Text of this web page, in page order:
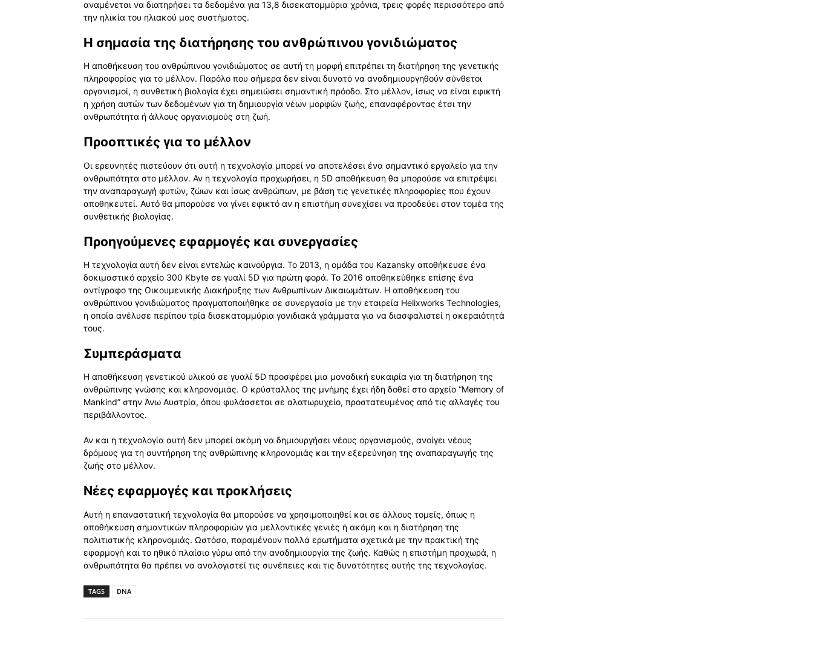
αναμένεται να διατηρήσει τα δεδομένα για 13,8 δισεκατομμύρια χρόνια, τρεις φορές περισσότερο από
την ηλικία του ηλιακού μας συστήματος.
Η σημασία της διατήρησης του ανθρώπινου γονιδιώματος
Η αποθήκευση του ανθρώπινου γονιδιώματος σε αυτή τη μορφή επιτρέπει τη διατήρηση της γενετικής
πληροφορίας για το μέλλον. Παρόλο που σήμερα δεν είναι δυνατό να αναδημιουργηθούν σύνθετοι
οργανισμοί, η συνθετική βιολογία έχει σημειώσει σημαντική πρόοδο. Στο μέλλον, ίσως να είναι εφικτή
η χρήση αυτών των δεδομένων για τη δημιουργία νέων μορφών ζωής, επαναφέροντας έτσι την
ανθρωπότητα ή άλλους οργανισμούς στη ζωή.
Προοπτικές για το μέλλον
Οι ερευνητές πιστεύουν ότι αυτή η τεχνολογία μπορεί να αποτελέσει ένα σημαντικό εργαλείο για την
ανθρωπότητα στο μέλλον. Αν η τεχνολογία προχωρήσει, η 5D αποθήκευση θα μπορούσε να επιτρέψει
την αναπαραγωγή φυτών, ζώων και ίσως ανθρώπων, με βάση τις γενετικές πληροφορίες που έχουν
αποθηκευτεί. Αυτό θα μπορούσε να γίνει εφικτό αν η επιστήμη συνεχίσει να προοδεύει στον τομέα της
συνθετικής βιολογίας.
Προηγούμενες εφαρμογές και συνεργασίες
Η τεχνολογία αυτή δεν είναι εντελώς καινούργια. Το 2013, η ομάδα του Kazansky αποθήκευσε ένα
δοκιμαστικό αρχείο 300 Kbyte σε γυαλί 5D για πρώτη φορά. Το 2016 αποθηκεύθηκε επίσης ένα
αντίγραφο της Οικουμενικής Διακήρυξης των Ανθρωπίνων Δικαιωμάτων. Η αποθήκευση του
ανθρώπινου γονιδιώματος πραγματοποιήθηκε σε συνεργασία με την εταιρεία Helixworks Technologies,
η οποία ανέλυσε περίπου τρία δισεκατομμύρια γονιδιακά γράμματα για να διασφαλιστεί η ακεραιότητά
τους.
Συμπεράσματα
Η αποθήκευση γενετικού υλικού σε γυαλί 5D προσφέρει μια μοναδική ευκαιρία για τη διατήρηση της
ανθρώπινης γνώσης και κληρονομιάς. Ο κρύσταλλος της μνήμης έχει ήδη δοθεί στο αρχείο “Memory of
Mankind” στην Άνω Αυστρία, όπου φυλάσσεται σε αλατωρυχείο, προστατευμένος από τις αλλαγές του
περιβάλλοντος.
Αν και η τεχνολογία αυτή δεν μπορεί ακόμη να δημιουργήσει νέους οργανισμούς, ανοίγει νέους
δρόμους για τη συντήρηση της ανθρώπινης κληρονομιάς και την εξερεύνηση της αναπαραγωγής της
ζωής στο μέλλον.
Νέες εφαρμογές και προκλήσεις
Αυτή η επαναστατική τεχνολογία θα μπορούσε να χρησιμοποιηθεί και σε άλλους τομείς, όπως η
αποθήκευση σημαντικών πληροφοριών για μελλοντικές γενιές ή ακόμη και η διατήρηση της
πολιτιστικής κληρονομιάς. Ωστόσο, παραμένουν πολλά ερωτήματα σχετικά με την πρακτική της
εφαρμογή και το ηθικό πλαίσιο γύρω από την αναδημιουργία της ζωής. Καθώς η επιστήμη προχωρά, η
ανθρωπότητα θα πρέπει να αναλογιστεί τις συνέπειες και τις δυνατότητες αυτής της τεχνολογίας.
TAGS DNA